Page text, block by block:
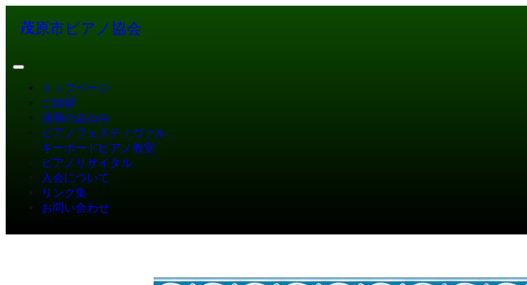
茂原市ピアノ協会
トップページ
ご挨拶
活動のあゆみ
ピアノフェスティヴァル
キーボードピアノ教室
ピアノリサイタル
入会について
リンク集
お問い合わせ